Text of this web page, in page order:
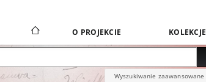
O PROJEKCIE KOLEKCJE
Wyszukiwanie zaawansowane